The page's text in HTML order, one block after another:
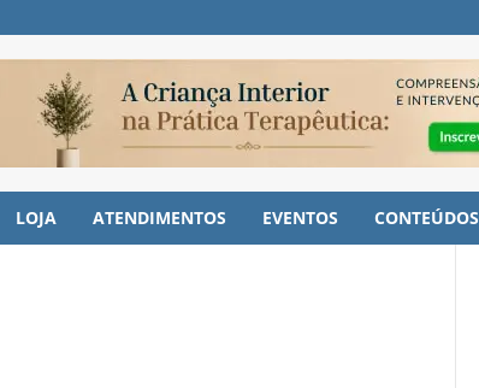
LOJA ATENDIMENTOS EVENTOS CONTEÚDOS